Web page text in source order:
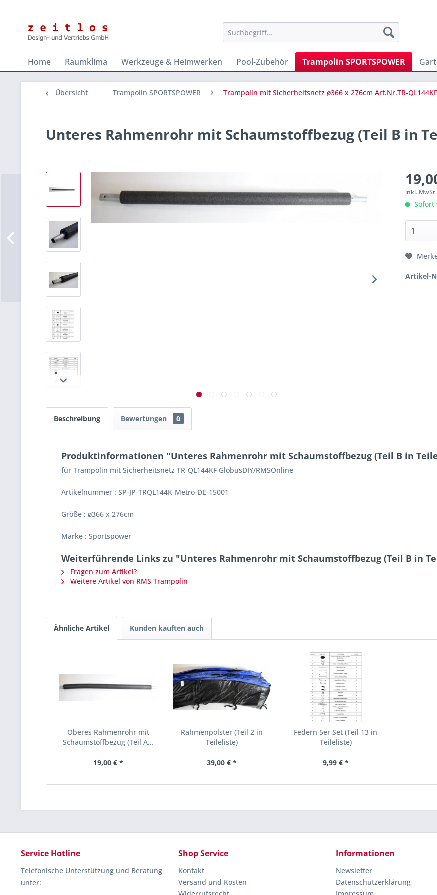
Home Raumklima Werkzeuge & Heimwerken Pool-Zubehör Trampolin SPORTSPOWER
Übersicht Trampolin SPORTSPOWER Trampolin mit Sicherheitsnetz ø366 x 276cm Art.Nr.TR-QL144KF
Unteres Rahmenrohr mit Schaumstoffbezug (Teil B in
inkl.
Sofort
Artikel-
Beschreibung Bewertungen 0
Produktinformationen "Unteres Rahmenrohr mit Schaumstoffbezug (Teil B in
für Trampolin mit Sicherheitsnetz TR-QL144KF GlobusDIY/RMSOnline
Artikelnummer : SP-JP-TRQL144K-Metro-DE-15001
Größe : ø366 x 276cm
Marke : Sportspower
Weiterführende Links zu "Unteres Rahmenrohr mit Schaumstoffbezug (Teil B in
Fragen zum Artikel?
Weitere Artikel von RMS Trampolin
Ähnliche Artikel Kunden kauften auch
Oberes Rahmenrohr mit
Schaumstoffbezug (Teil A...
19,00 € *
Rahmenpolster (Teil 2 in
Teileliste)
39,00 € *
Federn 5er Set (Teil 13 in
Teileliste)
9,99 € *
Service Hotline
Telefonische Unterstützung und Beratung
unter:
Shop Service
Kontakt
Versand und Kosten
Informationen
Newsletter
Datenschutzerklärung